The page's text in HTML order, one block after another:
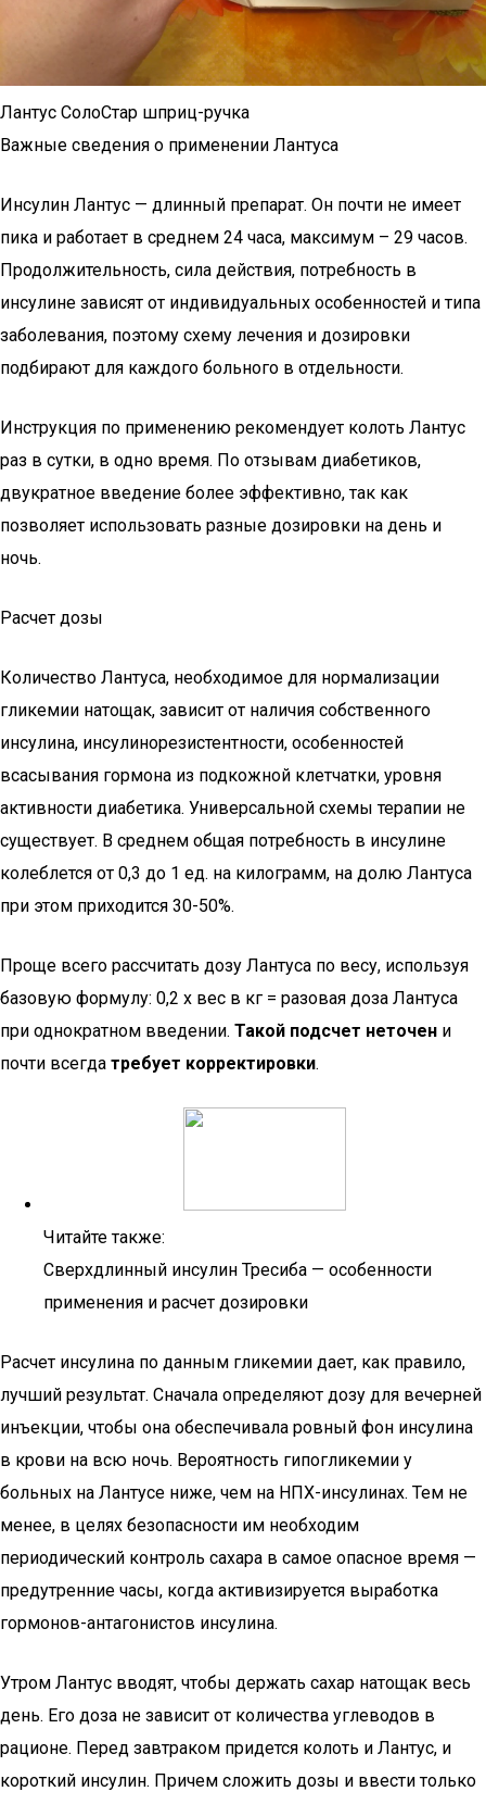
Лантус СолоСтар шприц-ручка
Важные сведения о применении Лантуса
Инсулин Лантус — длинный препарат. Он почти не имеет
пика и работает в среднем 24 часа, максимум – 29 часов.
Продолжительность, сила действия, потребность в
инсулине зависят от индивидуальных особенностей и типа
заболевания, поэтому схему лечения и дозировки
подбирают для каждого больного в отдельности.
Инструкция по применению рекомендует колоть Лантус
раз в сутки, в одно время. По отзывам диабетиков,
двукратное введение более эффективно, так как
позволяет использовать разные дозировки на день и
ночь.
Расчет дозы
Количество Лантуса, необходимое для нормализации
гликемии натощак, зависит от наличия собственного
инсулина, инсулинорезистентности, особенностей
всасывания гормона из подкожной клетчатки, уровня
активности диабетика. Универсальной схемы терапии не
существует. В среднем общая потребность в инсулине
колеблется от 0,3 до 1 ед. на килограмм, на долю Лантуса
при этом приходится 30-50%.
Проще всего рассчитать дозу Лантуса по весу, используя
базовую формулу: 0,2 х вес в кг = разовая доза Лантуса
при однократном введении. Такой подсчет неточен и
почти всегда требует корректировки.
Читайте также:
Сверхдлинный инсулин Тресиба — особенности
применения и расчет дозировки
Расчет инсулина по данным гликемии дает, как правило,
лучший результат. Сначала определяют дозу для вечерней
инъекции, чтобы она обеспечивала ровный фон инсулина
в крови на всю ночь. Вероятность гипогликемии у
больных на Лантусе ниже, чем на НПХ-инсулинах. Тем не
менее, в целях безопасности им необходим
периодический контроль сахара в самое опасное время —
предутренние часы, когда активизируется выработка
гормонов-антагонистов инсулина.
Утром Лантус вводят, чтобы держать сахар натощак весь
день. Его доза не зависит от количества углеводов в
рационе. Перед завтраком придется колоть и Лантус, и
короткий инсулин. Причем сложить дозы и ввести только